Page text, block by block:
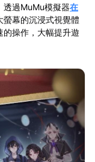
透過MuMu模擬器在
螢幕的沉浸式視覺體
操作，大幅提升遊